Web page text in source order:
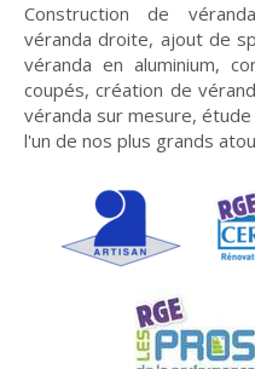
Construction de
véranda droite, ajout de
véranda en aluminium,
coupés, création de
véranda sur mesure,
l'un de nos plus grands